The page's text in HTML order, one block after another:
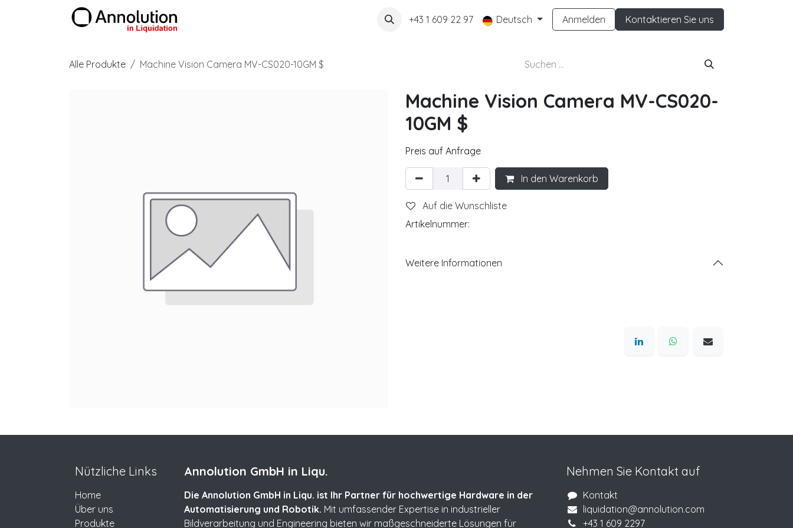
Zum Inhalt springen
+43 1 609 22 97 Deutsch Anmelden Kontaktieren Sie uns
Alle Produkte Machine Vision Camera MV-CS020-10GM $
Machine Vision Camera MV-CS020-
10GM $
Preis auf Anfrage
In den Warenkorb
Auf die Wunschliste
Artikelnummer:
Weitere Informationen
Nützliche Links
Home
Über uns
Produkte
Nehmen Sie Kontakt auf
Kontakt
liquidation@annolution.com
+43 1 609 2297
Annolution GmbH in Liqu.
Die Annolution GmbH in Liqu. ist Ihr Partner für hochwertige Hardware in der
Automatisierung und Robotik. Mit umfassender Expertise in industrieller
Bildverarbeitung und Engineering bieten wir maßgeschneiderte Lösungen für